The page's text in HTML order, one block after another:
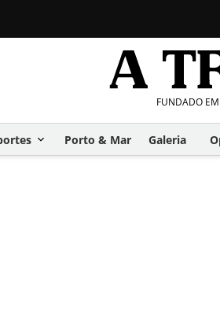
FUNDADO
Porto & Mar Galeria